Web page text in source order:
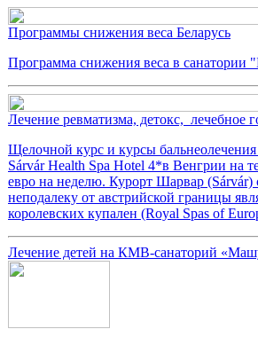
Программы снижения веса Беларусь
Программа снижения веса в санатории
Лечение ревматизма, детокс, лечебное
Щелочной курс и курсы бальнеолечения
Sárvár Health Spa Hotel 4*в Венгрии на
евро на неделю. Курорт Шарвар
неподалеку от австрийской границы
королевских купален (Royal Spas of
Лечение детей на КМВ-санаторий